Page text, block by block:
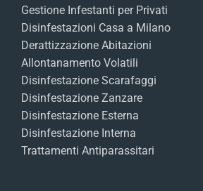
Gestione Infestanti per Privati
Disinfestazioni Casa a Milano
Derattizzazione Abitazioni
Allontanamento Volatili
Disinfestazione Scarafaggi
Disinfestazione Zanzare
Disinfestazione Esterna
Disinfestazione Interna
Trattamenti Antiparassitari